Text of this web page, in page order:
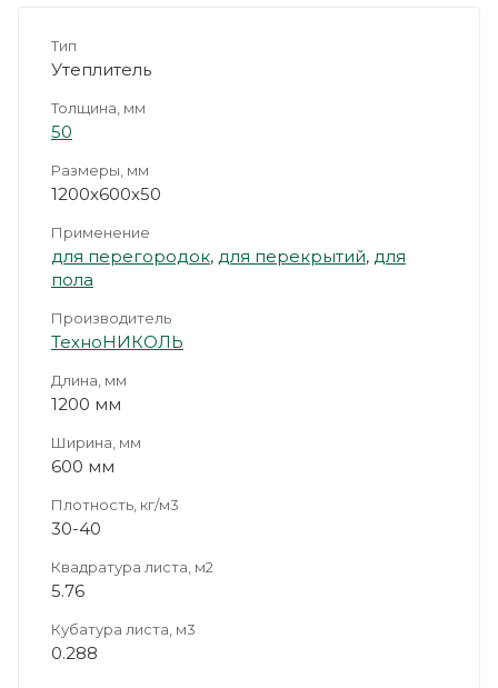
Тип
Утеплитель
Толщина, мм
50
Размеры, мм
1200х600х50
Применение
для перегородок, для перекрытий, для
пола
Производитель
ТехноНИКОЛЬ
Длина, мм
1200 мм
Ширина, мм
600 мм
Плотность, кг/м3
30-40
Квадратура листа, м2
5.76
Кубатура листа, м3
0.288